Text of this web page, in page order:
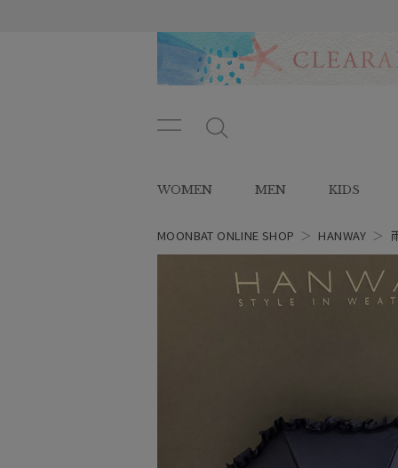
ン
ュ
ー
タ
WOMEN MEN KIDS
MOONBAT ONLINE SHOP ＞ HANWAY ＞